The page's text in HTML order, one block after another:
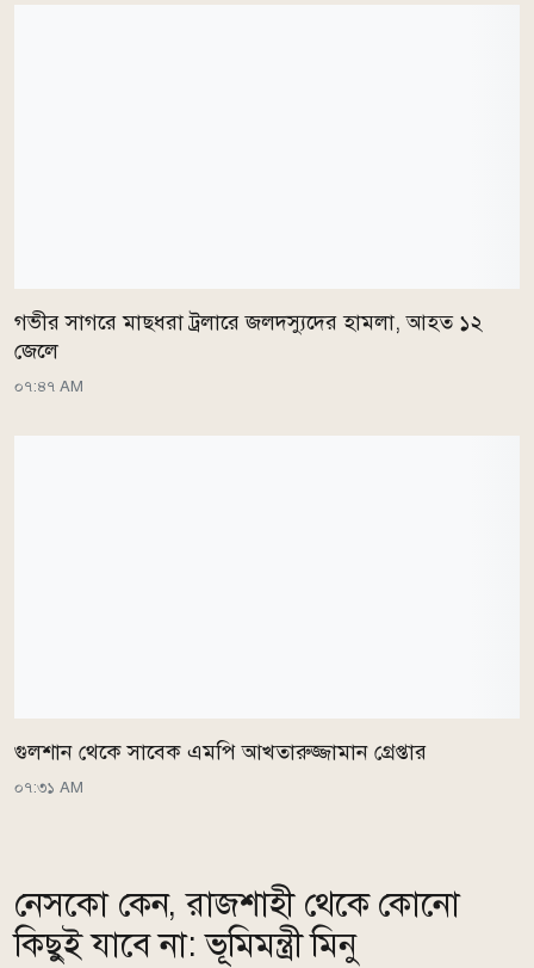
গভীর সাগরে মাছধরা ট্রলারে জলদস্যুদের হামলা, আহত ১২
জেলে
০৭:৪৭ AM
গুলশান থেকে সাবেক এমপি আখতারুজ্জামান গ্রেপ্তার
০৭:৩১ AM
নেসকো কেন, রাজশাহী থেকে কোনো
কিছুই যাবে না: ভূমিমন্ত্রী মিনু